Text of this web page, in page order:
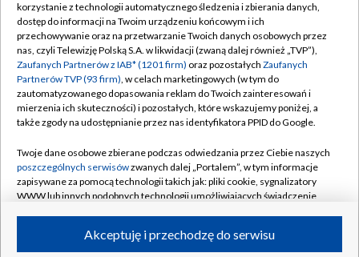
TVP
Abonament TVP
Emisja w TVP
Centrum informacji TVP
Naziemna Telewizja Cyfrowa
Rada Programowa
System NOS
Informacje o nadawcy
Program dla prasy
Regulamin TVP
Polityka prywatności
Moje zgody
Pomoc
Kontakt
Kanały
korzystanie z technologii automatycznego śledzenia i zbierania danych,
dostęp do informacji na Twoim urządzeniu końcowym i ich
przechowywanie oraz na przetwarzanie Twoich danych osobowych przez
nas, czyli Telewizję Polską S.A. w likwidacji (zwaną dalej również „TVP”),
Zaufanych Partnerów z IAB* (1201 firm) oraz pozostałych Zaufanych
Partnerów TVP (93 firm), w celach marketingowych (w tym do
zautomatyzowanego dopasowania reklam do Twoich zainteresowań i
mierzenia ich skuteczności) i pozostałych, które wskazujemy poniżej, a
także zgody na udostępnianie przez nas identyfikatora PPID do Google.
Twoje dane osobowe zbierane podczas odwiedzania przez Ciebie naszych
poszczególnych serwisówzwanych dalej „Portalem”, w tym informacje
zapisywane za pomocą technologii takich jak: pliki cookie, sygnalizatory
WWW lub innych podobnych technologii umożliwiających świadczenie
ruchu w Internecie.Akceptuję i przechodzę do serwisu